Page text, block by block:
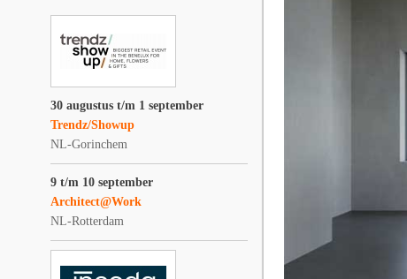
30 augustus t/m 1 september
Trendz/Showup
NL-Gorinchem
9 t/m 10 september
Architect@Work
NL-Rotterdam